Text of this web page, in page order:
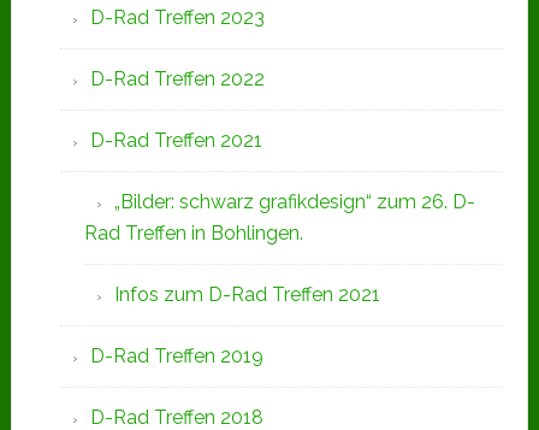
D-Rad Treffen 2023
D-Rad Treffen 2022
D-Rad Treffen 2021
„Bilder: schwarz grafikdesign“ zum 26. D-
Rad Treffen in Bohlingen.
Infos zum D-Rad Treffen 2021
D-Rad Treffen 2019
D-Rad Treffen 2018